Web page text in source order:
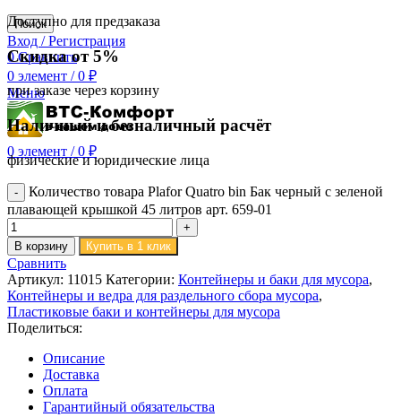
Поиск
Вход / Регистрация
0 Сравнить
0 элемент / 0 ₽
Меню
0 элемент / 0 ₽
Доступно для предзаказа
Скидка от 5%
при заказе через корзину
Наличный и безналичный расчёт
физические и юридические лица
Количество товара Plafor Quatro bin Бак черный с зеленой
плавающей крышкой 45 литров арт. 659-01
В корзину Купить в 1 клик
Сравнить
Артикул: 11015 Категории: Контейнеры и баки для мусора,
Контейнеры и ведра для раздельного сбора мусора,
Пластиковые баки и контейнеры для мусора
Поделиться:
Описание
Доставка
Оплата
Гарантийный обязательства